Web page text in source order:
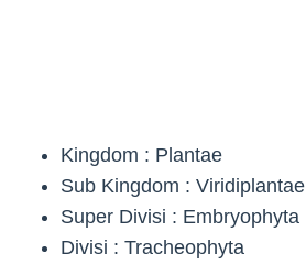
Kingdom : Plantae
Sub Kingdom : Viridiplantae
Super Divisi : Embryophyta
Divisi : Tracheophyta